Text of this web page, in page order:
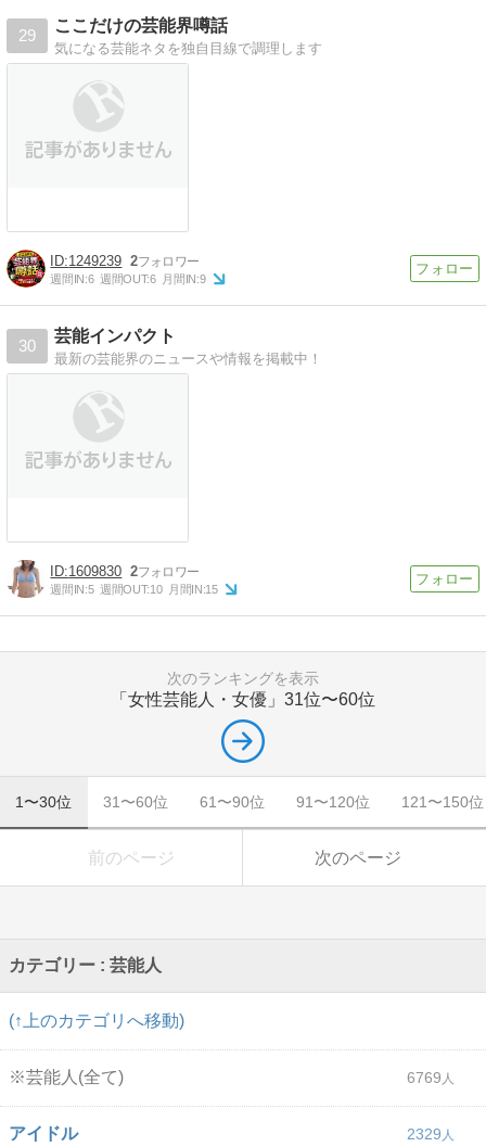
29
ここだけの芸能界噂話
気になる芸能ネタを独自目線で調理します
1249239 2
週間IN:6 週間OUT:6 月間IN:9
30
芸能インパクト
最新の芸能界のニュースや情報を掲載中！
1609830 2
週間IN:5 週間OUT:10 月間IN:15
次のランキングを表示
「女性芸能人・女優」 31位〜60位
1〜30位 31〜60位 61〜90位 91〜120位 121〜150位
前のページ 次のページ
カテゴリー : 芸能人
(↑上のカテゴリへ移動)
※芸能人(全て) 6769
アイドル 2329